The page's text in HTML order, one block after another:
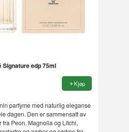
Signature edp 75ml
Kjøp
parfyme med naturlig eleganse
dagen. Den er sammensatt av
fra Peon, Magnolia og Litchi,